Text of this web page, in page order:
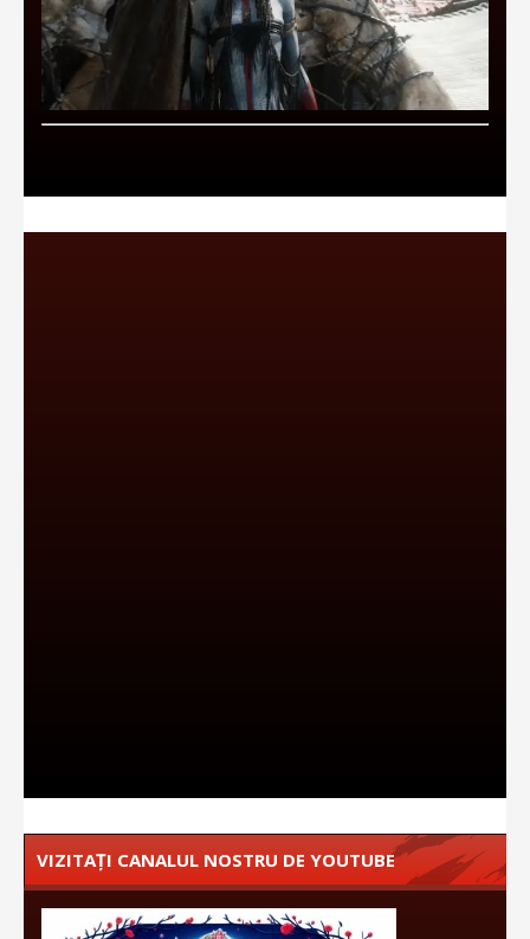
VIZITAȚI CANALUL NOSTRU DE YOUTUBE